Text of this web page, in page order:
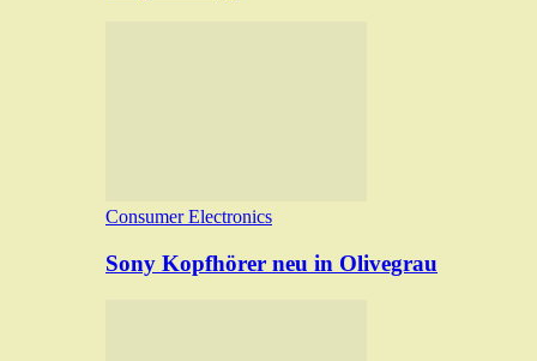
Consumer Electronics
Sony Kopfhörer neu in Olivegrau